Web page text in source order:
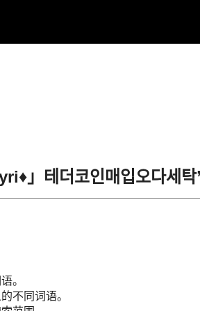
」테더코인매입오다세
。
不同词语。